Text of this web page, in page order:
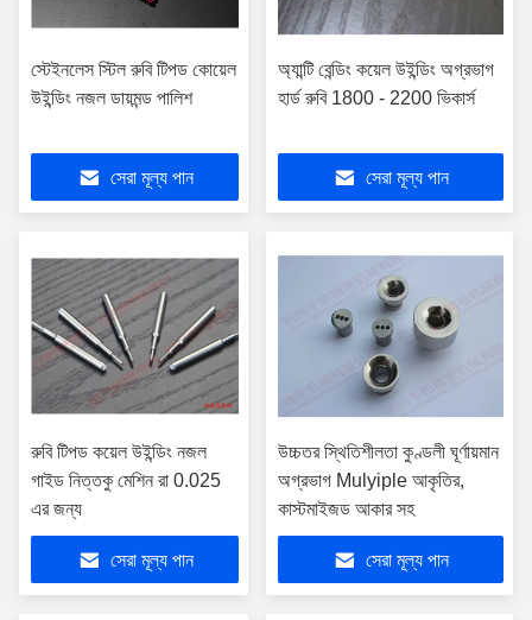
স্টেইনলেস স্টিল রুবি টিপড কোয়েল
উইন্ডিং নজল ডায়মন্ড পালিশ
সেরা মূল্য পান
অ্যান্টি বেন্ডিং কয়েল উইন্ডিং অগ্রভাগ
হার্ড রুবি 1800 - 2200 ভিকার্স
সেরা মূল্য পান
রুবি টিপড কয়েল উইন্ডিং নজল
গাইড নিত্তকু মেশিন রা 0.025
এর জন্য
সেরা মূল্য পান
উচ্চতর স্থিতিশীলতা কুণ্ডলী ঘূর্ণায়মান
অগ্রভাগ Mulyiple আকৃতির,
কাস্টমাইজড আকার সহ
সেরা মূল্য পান